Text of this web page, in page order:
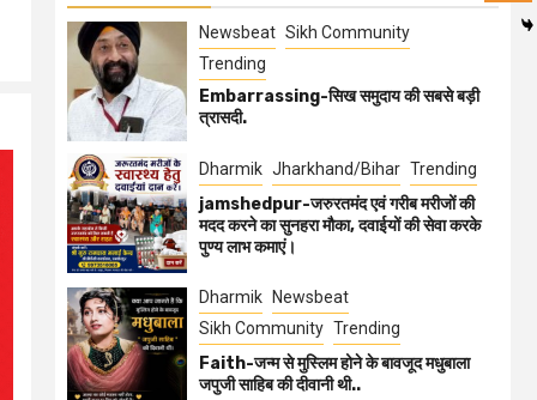
Newsbeat Sikh Community
Trending
Embarrassing-सिख समुदाय की सबसे बड़ी
त्रासदी.
Dharmik Jharkhand/Bihar Trending
jamshedpur-जरुरतमंद एवं गरीब मरीजों की
मदद करने का सुनहरा मौका, दवाईयों की सेवा करके
पुण्य लाभ कमाएं।
Dharmik
Newsbeat
Sikh Community Trending
Faith-जन्म से मुस्लिम होने के बावजूद मधुबाला
जपुजी साहिब की दीवानी थी..